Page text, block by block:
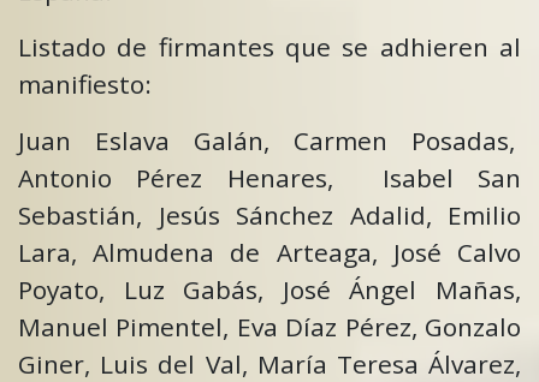
Listado de firmantes que se adhieren al
manifiesto:
Juan Eslava Galán, Carmen Posadas,
Antonio Pérez Henares, Isabel San
Sebastián, Jesús Sánchez Adalid, Emilio
Lara, Almudena de Arteaga, José Calvo
Poyato, Luz Gabás, José Ángel Mañas,
Manuel Pimentel, Eva Díaz Pérez, Gonzalo
Giner, Luis del Val, María Teresa Álvarez,